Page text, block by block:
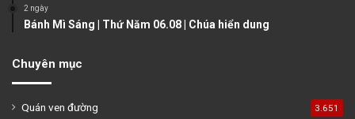
2 ngày
Bánh Mì Sáng | Thứ Năm 06.08 | Chúa hiển dung
Chuyên mục
Quán ven đường 3.651